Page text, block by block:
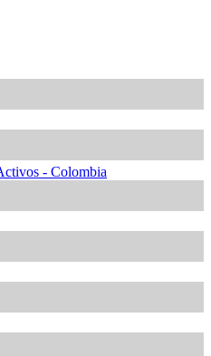
- Colombia